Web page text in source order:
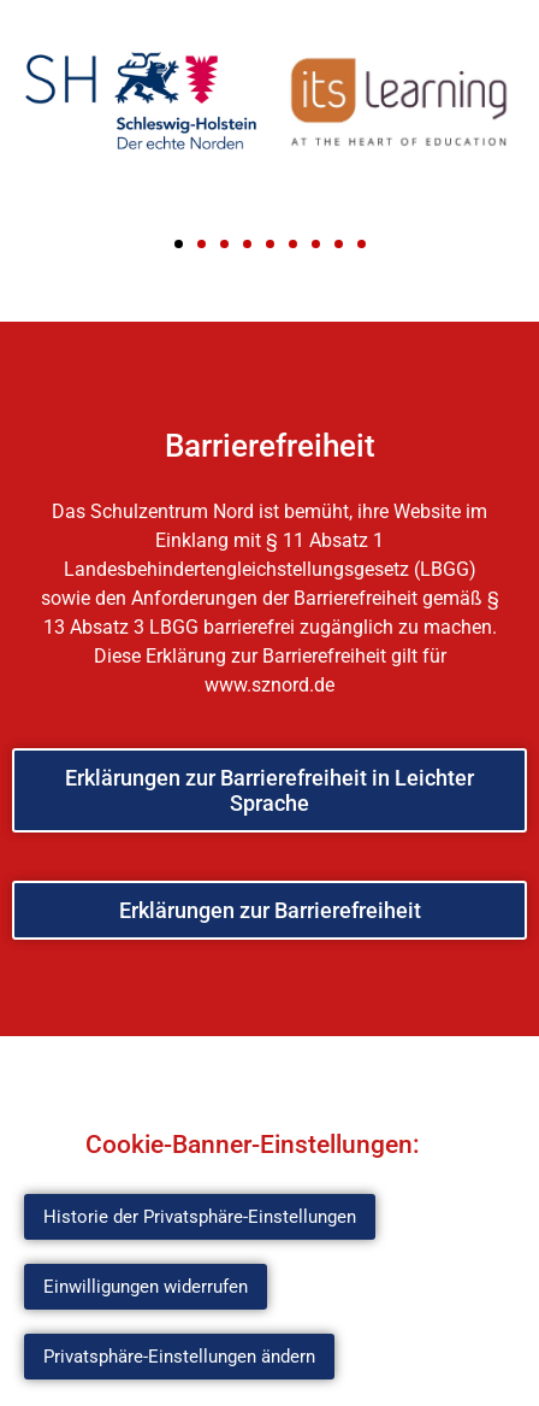
Barrierefreiheit
Das Schulzentrum Nord ist bemüht, ihre Website im
Einklang mit § 11 Absatz 1
Landesbehindertengleichstellungsgesetz (LBGG)
sowie den Anforderungen der Barrierefreiheit gemäß §
13 Absatz 3 LBGG barrierefrei zugänglich zu machen.
Diese Erklärung zur Barrierefreiheit gilt für
www.sznord.de
Erklärungen zur Barrierefreiheit in Leichter
Sprache
Erklärungen zur Barrierefreiheit
Cookie-Banner-Einstellungen:
Historie der Privatsphäre-Einstellungen
Einwilligungen widerrufen
Privatsphäre-Einstellungen ändern